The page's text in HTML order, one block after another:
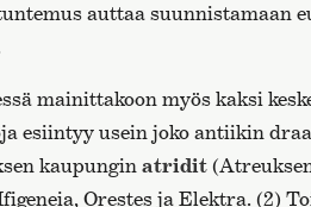
auttaa suunnistamaan
mainittakoon myös kaksi
esiintyy usein joko antiikin
kaupunginatridit
Orestes ja Elektra. (2)